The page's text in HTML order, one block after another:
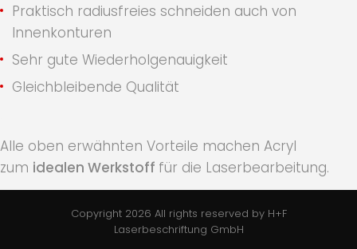
Praktisch radiusfreies schneiden auch von
Innenkonturen
Sehr gute Wiederholgenauigkeit
Gleichbleibende Qualität
Alle oben erwähnten Vorteile machen Acryl
zum idealen Werkstoff für die Laserbearbeitung.
Copyright 2026 All rights reserved by H+F
Laserbeschriftung GmbH